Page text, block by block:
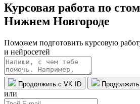
Курсовая работа по
Нижнем Новгороде
Поможем подготовить курсовую
и нейросетей
Продолжить с VK ID
или